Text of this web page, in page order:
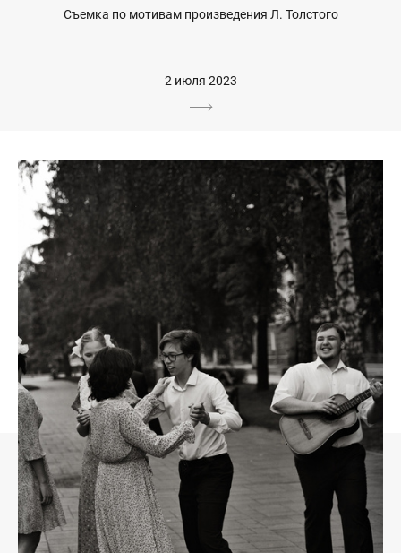
Съемка по мотивам произведения Л. Толстого
2 июля 2023